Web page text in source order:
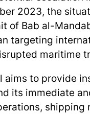
2023, the
of Bab al-
targeting
maritime
aims to provide
its immediate